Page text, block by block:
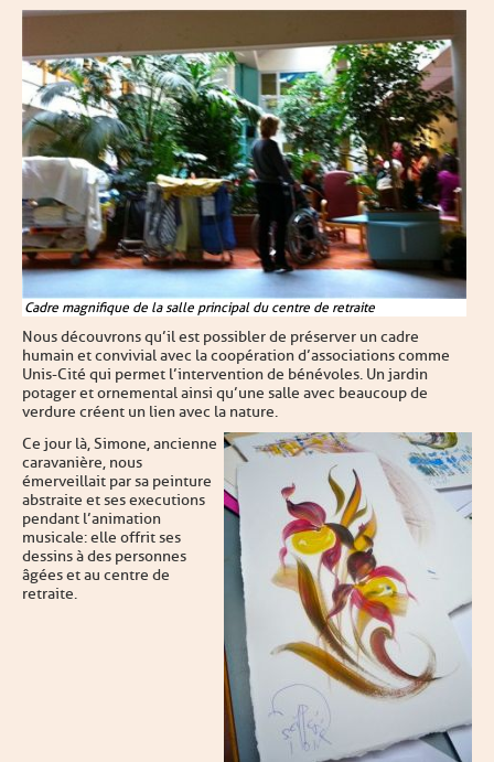
Cadre magnifique de la salle principal du centre de retraite
Nous découvrons qu’il est possibler de préserver un cadre
humain et convivial avec la coopération d’associations comme
Unis-Cité qui permet l’intervention de bénévoles. Un jardin
potager et ornemental ainsi qu’une salle avec beaucoup de
verdure créent un lien avec la nature.
Ce jour là, Simone, ancienne
caravanière, nous
émerveillait par sa peinture
abstraite et ses executions
pendant l’animation
musicale : elle offrit ses
dessins à des personnes
âgées et au centre de
retraite.